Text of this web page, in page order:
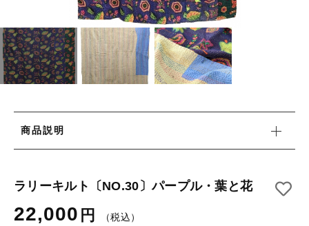
商品説明
ラリーキルト〔NO.30〕パープル・葉と花
22,000 円 （税込）
カートを確認する
サステナブル歯ブラシ・歯磨き粉
洗剤・食器用石鹸
タオル/ハンカチ
カトラリー/食器
ファッション
布ナプキン
洗剤・食器用石鹸
タオル/ハンカチ
国産［奥会津］かごバッグ
価格帯
～
在庫あり セール